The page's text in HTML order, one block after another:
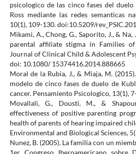
psicologico de las cinco fases del
Ross mediante las redes semanticas
10(1), 109-130. doi:10.5209/
Mikami, A., Chong, G., Saporito, J., &
parental affiliate stigma in Families
Journal of Clinical Child & Adolescent
doi: 10.1080/ 15374416.2014.888665
Moral de la Rubia, J., & Miaja, M.
modelo de cinco fases de duelo de
cancer. Pensamiento Psicologico, 13(1),
Movallali, G., Dousti, M., &
effectiveness of positive parenting
health of parents of hearing impaired
Environmental and Biological Sciences,
Nunez, B. (2005). La familia con un